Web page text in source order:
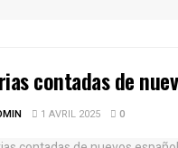
contadas de
1 AVRIL 2025 0